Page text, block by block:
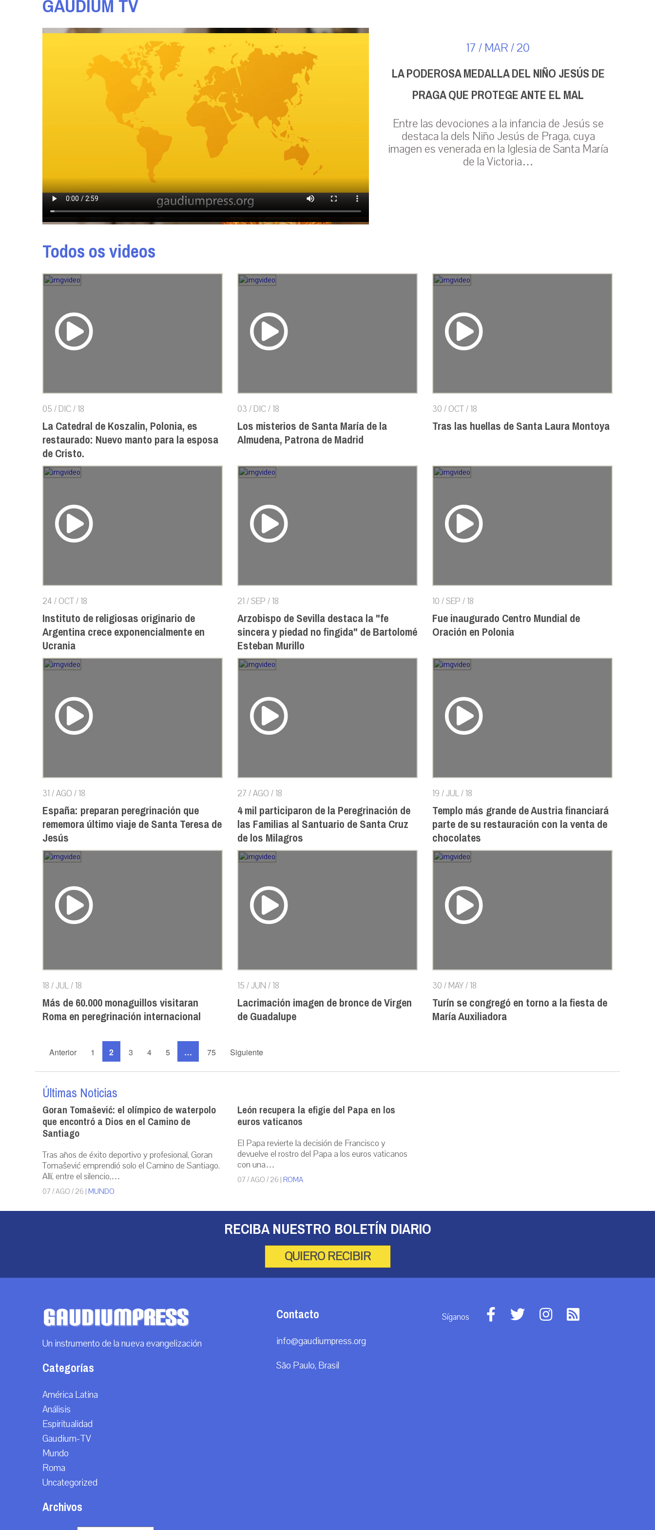
17 / MAR / 20
LA PODEROSA MEDALLA DEL NIÑO JESÚS DE
PRAGA QUE PROTEGE ANTE EL MAL
Entre las devociones a la infancia de Jesús se
destaca la dels Niño Jesús de Praga, cuya
imagen es venerada en la Iglesia de Santa María
de la Victoria…
Todos os videos
05 / DIC / 18
La Catedral de Koszalin, Polonia, es
restaurado: Nuevo manto para la esposa
de Cristo.
03 / DIC / 18
Los misterios de Santa María de la
Almudena, Patrona de Madrid
30 / OCT / 18
Tras las huellas de Santa Laura Montoya
24 / OCT / 18
Instituto de religiosas originario de
Argentina crece exponencialmente en
Ucrania
21 / SEP / 18
Arzobispo de Sevilla destaca la "fe
sincera y piedad no fingida" de Bartolomé
Esteban Murillo
10 / SEP / 18
Fue inaugurado Centro Mundial de
Oración en Polonia
31 / AGO / 18
España: preparan peregrinación que
rememora último viaje de Santa Teresa de
Jesús
27 / AGO / 18
4 mil participaron de la Peregrinación de
las Familias al Santuario de Santa Cruz
de los Milagros
19 / JUL / 18
Templo más grande de Austria financiará
parte de su restauración con la venta de
chocolates
18 / JUL / 18
Más de 60.000 monaguillos visitaran
Roma en peregrinación internacional
15 / JUN / 18
Lacrimación imagen de bronce de Virgen
de Guadalupe
30 / MAY / 18
Turín se congregó en torno a la fiesta de
María Auxiliadora
Anterior 1 2 3 4 5 … 75 Siguiente
Últimas Noticias
Goran Tomašević: el olímpico de waterpolo
que encontró a Dios en el Camino de
Santiago
Tras años de éxito deportivo y profesional, Goran
Tomašević emprendió solo el Camino de Santiago.
Allí, entre el silencio,…
07 / AGO / 26 | MUNDO
León recupera la efigie del Papa en los
euros vaticanos
El Papa revierte la decisión de Francisco y
devuelve el rostro del Papa a los euros vaticanos
con una…
07 / AGO / 26 | ROMA
RECIBA NUESTRO BOLETÍN DIARIO
QUIERO RECIBIR
Un instrumento de la nueva evangelización
Categorías
América Latina
Análisis
Espiritualidad
Gaudium-TV
Mundo
Roma
Uncategorized
Archivos
Contacto
info@gaudiumpress.org
São Paulo, Brasil
Síganos